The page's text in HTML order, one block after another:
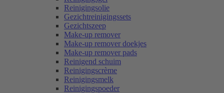
Reinigingsolie
Gezichtreinigingssets
Gezichtszeep
Make-up remover
Make-up remover doekjes
Make-up remover pads
Reinigend schuim
Reinigingscrème
Reinigingsmelk
Reinigingspoeder